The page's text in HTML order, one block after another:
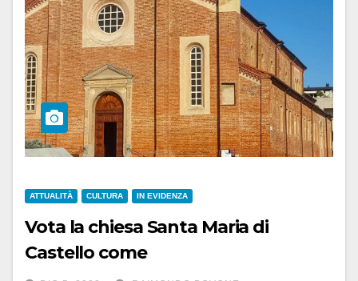
ATTUALITÀ CULTURA IN EVIDENZA
Vota la chiesa Santa Maria di
Castello come